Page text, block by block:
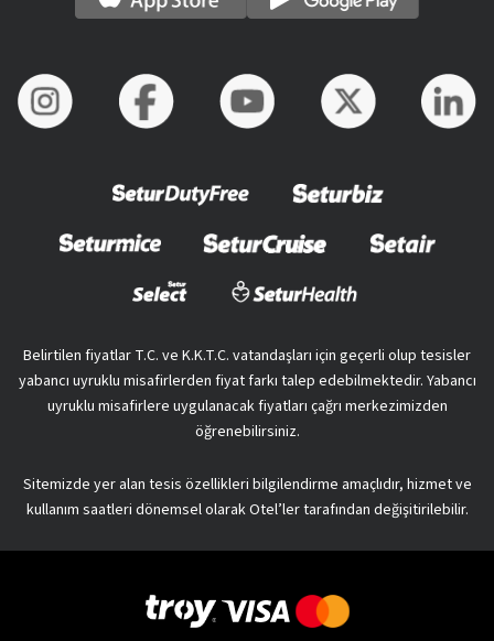
Belirtilen fiyatlar T.C. ve K.K.T.C. vatandaşları için geçerli olup tesisler
yabancı uyruklu misafirlerden fiyat farkı talep edebilmektedir. Yabancı
uyruklu misafirlere uygulanacak fiyatları çağrı merkezimizden
öğrenebilirsiniz.
Sitemizde yer alan tesis özellikleri bilgilendirme amaçlıdır, hizmet ve
kullanım saatleri dönemsel olarak Otel’ler tarafından değişitirilebilir.